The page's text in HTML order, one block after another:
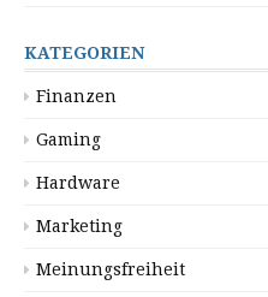
KATEGORIEN
Finanzen
Gaming
Hardware
Marketing
Meinungsfreiheit